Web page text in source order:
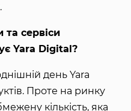
.
та сервіси
Yara Digital?
день Yara
Проте на ринку
кількість, яка